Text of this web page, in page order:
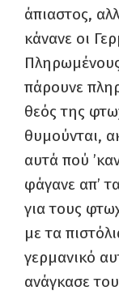
άπιαστος,
κάνανε οι
πάρουνε
θεός της
θυμούνται,
αυτά πού
φάγανε απ’
για τους
με τα
γερμανικό
ανάγκασε